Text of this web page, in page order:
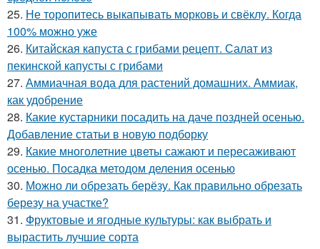
25. Не торопитесь выкапывать морковь и свёклу. Когда
100% можно уже
26. Китайская капуста с грибами рецепт. Салат из
пекинской капусты с грибами
27. Аммиачная вода для растений домашних. Аммиак,
как удобрение
28. Какие кустарники посадить на даче поздней осенью.
Добавление статьи в новую подборку
29. Какие многолетние цветы сажают и пересаживают
осенью. Посадка методом деления осенью
30. Можно ли обрезать берёзу. Как правильно обрезать
березу на участке?
31. Фруктовые и ягодные культуры: как выбрать и
вырастить лучшие сорта